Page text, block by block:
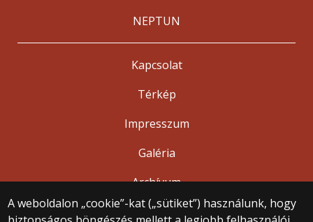
A weboldalon „cookie”-kat („sütiket”) használunk, hogy
NEPTUN
Kapcsolat
Térkép
Impresszum
Galéria
Archívum